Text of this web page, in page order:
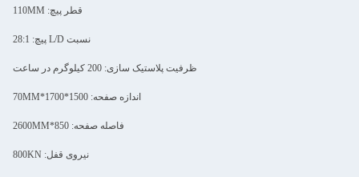
قطر پیچ: 110MM
نسبت L/D پیچ: 28:1
ظرفیت پلاستیک سازی: 200 کیلوگرم در ساعت
اندازه صفحه: 1500*1700*70MM
فاصله صفحه: 850*2600MM
نیروی قفل: 800KN